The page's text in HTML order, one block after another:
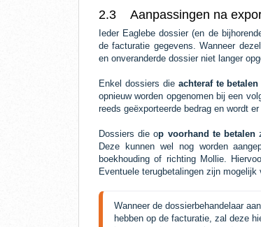
2.3 Aanpassingen na
Ieder Eaglebe dossier (en de
de facturatie gegevens. Wanneer
en onveranderde dossier niet langer
Enkel dossiers die achteraf te betalen
opnieuw worden opgenomen bij een
reeds geëxporteerde bedrag en wordt
Dossiers die op voorhand te betalen
Deze kunnen wel nog worden
boekhouding of richting Mollie.
Eventuele terugbetalingen zijn
Wanneer de dossierbehandelaar
hebben op de facturatie, zal deze